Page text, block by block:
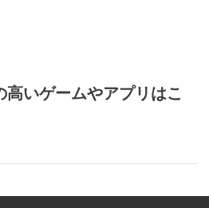
高いゲームやアプリはこ